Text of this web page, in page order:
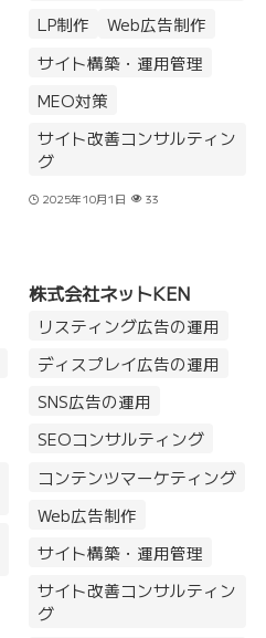
LP制作
Web広告制作
サイト構築・運用管理
MEO対策
サイト改善コンサルティン
グ
2025年10月1日 33
株式会社ネットKEN
リスティング広告の運用
ディスプレイ広告の運用
SNS広告の運用
SEOコンサルティング
コンテンツマーケティング
Web広告制作
サイト構築・運用管理
サイト改善コンサルティン
グ